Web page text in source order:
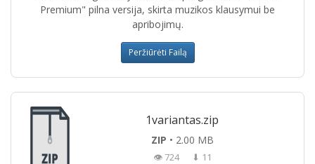
Premium" pilna versija, skirta muzikos klausymui be
apribojimų.
Peržiūrėti Failą
1variantas.zip
ZIP • 2.00 MB
👁 724 ⬇ 11